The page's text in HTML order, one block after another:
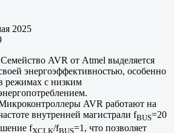
2025
Семейство AVR от Atmel выделяется
энергоэффективностью, особенно
режимах с низким
AVR работают на
внутренней магистрали fBUS=20
fXCLK/fBUS=1, что позволяет